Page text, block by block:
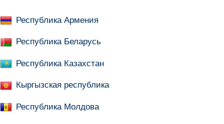
Республика Армения
Республика Беларусь
Республика Казахстан
Кыргызская республика
Республика Молдова